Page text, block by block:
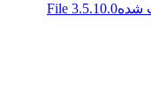
شده
3.5.10.0 File